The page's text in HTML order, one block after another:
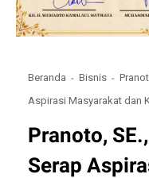
Beranda Bisnis
Aspirasi Masyarakat dan
Pranoto,
Serap